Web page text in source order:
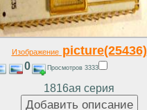
Изображениеpicture(25436)
0 Просмотров 3333
1816ая серия